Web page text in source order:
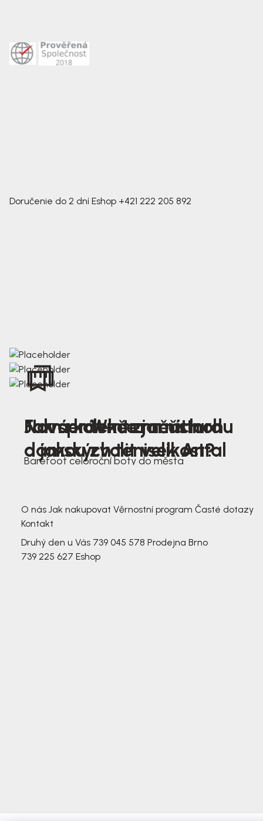
Doručenie do 2 dní Eshop +421 222 205 892
Nová kolekce jarních
dámských tenisek Antal
Jak správně změřit nohu
a jakou zvolit velikost?
Farmer Winter mustard
Barefoot celoroční boty do města
O nás Jak nakupovat Věrnostní program Časté dotazy
Kontakt
Druhý den u Vás 739 045 578 Prodejna Brno
739 225 627 Eshop